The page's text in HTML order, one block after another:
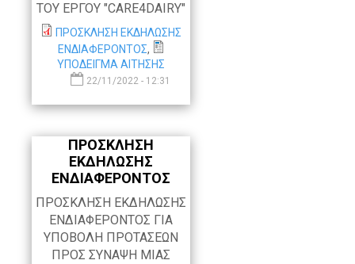
ΤΟΥ ΕΡΓΟΥ "CARE4DAIRY"
ΠΡΟΣΚΛΗΣΗ ΕΚΔΗΛΩΣΗΣ
ΕΝΔΙΑΦΕΡΟΝΤΟΣ,
ΥΠΟΔΕΙΓΜΑ ΑΙΤΗΣΗΣ
22/11/2022 - 12:31
ΠΡΟΣΚΛΗΣΗ
ΕΚΔΗΛΩΣΗΣ
ΕΝΔΙΑΦΕΡΟΝΤΟΣ
ΠΡΟΣΚΛΗΣΗ ΕΚΔΗΛΩΣΗΣ
ΕΝΔΙΑΦΕΡΟΝΤΟΣ ΓΙΑ
ΥΠΟΒΟΛΗ ΠΡΟΤΑΣΕΩΝ
ΠΡΟΣ ΣΥΝΑΨΗ ΜΙΑΣ